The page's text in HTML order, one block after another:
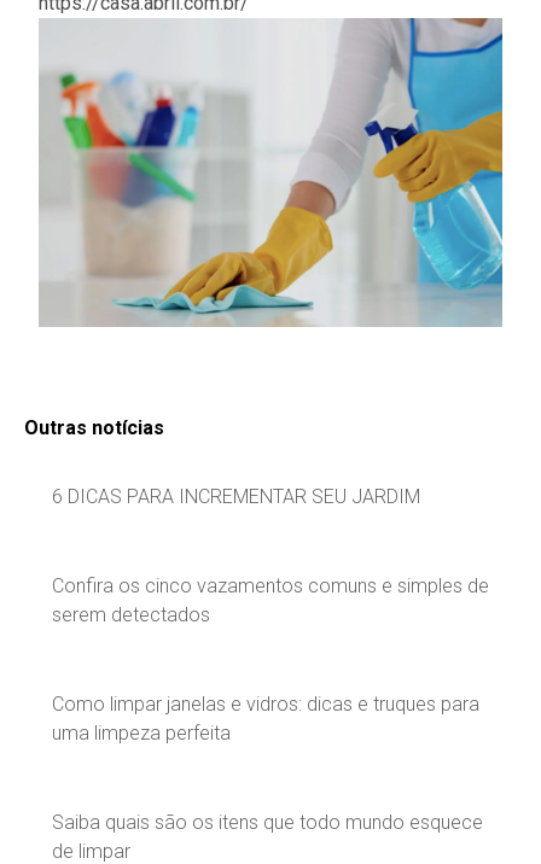
Outras notícias
6 DICAS PARA INCREMENTAR SEU JARDIM
Confira os cinco vazamentos comuns e simples de
serem detectados
Como limpar janelas e vidros: dicas e truques para
uma limpeza perfeita
Saiba quais são os itens que todo mundo esquece
de limpar